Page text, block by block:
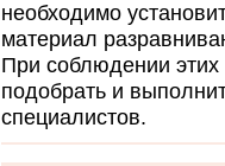
необходимо
материал
При соблюдении этих
подобрать и
специалистов.